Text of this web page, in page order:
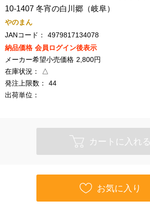
10-1407 冬宵の白川郷（岐阜）
やのまん
JANコード：
4979817134078
納品価格 会員ログイン後表示
メーカー希望小売価格 2,800円
在庫状況：
△
発注上限数：
44
出荷単位：
カートに入れる
お気に入り